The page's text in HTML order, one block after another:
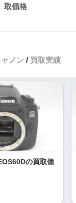
取価格
ノン 買取実績
の買取価